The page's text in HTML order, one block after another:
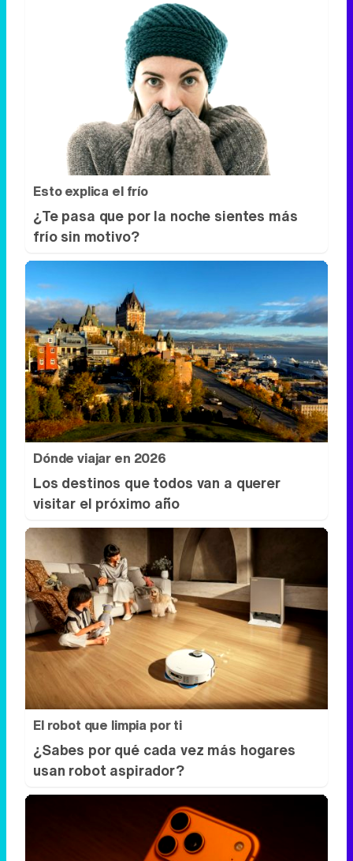
Lujo con carácter
Una joya para mujeres que no piden
permiso
Esto explica el frío
¿Te pasa que por la noche sientes más
frío sin motivo?
Dónde viajar en 2026
Los destinos que todos van a querer
visitar el próximo año